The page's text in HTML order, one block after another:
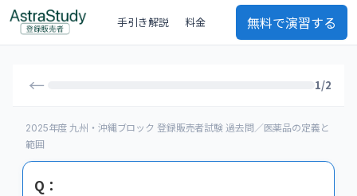
手引き解説 料金 無料で演習する
← 1/2
2025年度 九州・沖縄ブロック 登録販売者試験 過去問／医薬品の定義と
範囲
Q：